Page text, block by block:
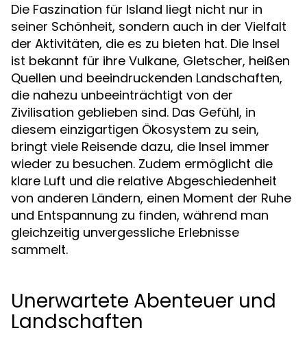
Die Faszination für Island liegt nicht nur in
seiner Schönheit, sondern auch in der Vielfalt
der Aktivitäten, die es zu bieten hat. Die Insel
ist bekannt für ihre Vulkane, Gletscher, heißen
Quellen und beeindruckenden Landschaften,
die nahezu unbeeinträchtigt von der
Zivilisation geblieben sind. Das Gefühl, in
diesem einzigartigen Ökosystem zu sein,
bringt viele Reisende dazu, die Insel immer
wieder zu besuchen. Zudem ermöglicht die
klare Luft und die relative Abgeschiedenheit
von anderen Ländern, einen Moment der Ruhe
und Entspannung zu finden, während man
gleichzeitig unvergessliche Erlebnisse
sammelt.
Unerwartete Abenteuer und
Landschaften